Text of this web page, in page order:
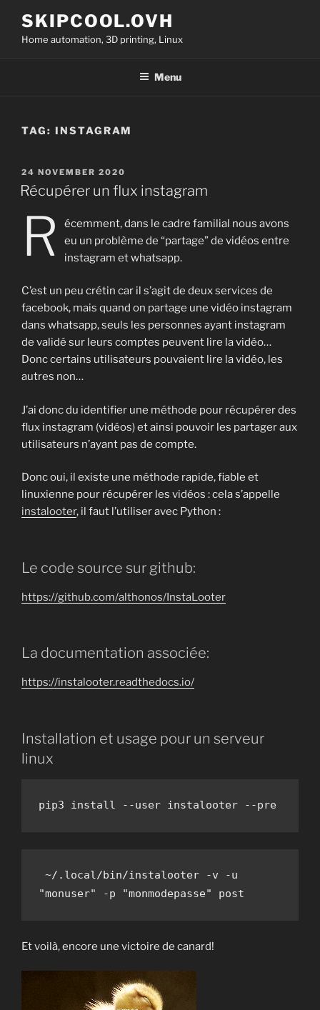
content
SKIPCOOL.OVH
Home automation, 3D printing, Linux
Menu
TAG: INSTAGRAM
POSTED
ON
24 NOVEMBER 2020
Récupérer un flux instagram
R
écemment, dans le cadre familial nous avons
eu un problème de “partage” de vidéos entre
instagram et whatsapp.
C’est un peu crétin car il s’agit de deux services de
facebook, mais quand on partage une vidéo instagram
dans whatsapp, seuls les personnes ayant instagram
de validé sur leurs comptes peuvent lire la vidéo…
Donc certains utilisateurs pouvaient lire la vidéo, les
autres non…
J’ai donc du identifier une méthode pour récupérer des
flux instagram (vidéos) et ainsi pouvoir les partager aux
utilisateurs n’ayant pas de compte.
Donc oui, il existe une méthode rapide, fiable et
linuxienne pour récupérer les vidéos : cela s’appelle
instalooter, il faut l’utiliser avec Python :
Le code source sur github:
https://github.com/althonos/InstaLooter
La documentation associée:
https://instalooter.readthedocs.io/
Installation et usage pour un serveur
linux
~/.local/bin/instalooter -v -u
"monuser" -p "monmodepasse" post
Et voilà, encore une victoire de canard!